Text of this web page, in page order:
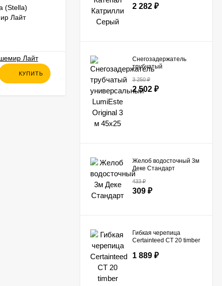
(Stella)
Лайт
КУПИТЬ
Профнастил ST15 Стинержи 0,5 мм
оцинкованный
571₽
531₽
2 282 ₽
Снегозадержатель
трубчатый
LumiEste Original 3 м
45х25
3 250₽
2 502 ₽
Желоб водосточный 3м
Деке Стандарт
433₽
309 ₽
Гибкая черепица
Certainteed СТ 20 timber
1 889 ₽